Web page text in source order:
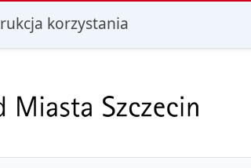
korzystania